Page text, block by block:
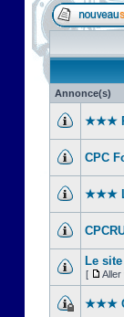
Annonce(s)
★★★
CPC
★★★
Le
[ Aller
★★★